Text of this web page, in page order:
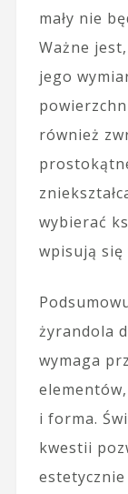
mały nie
Ważne
jego
również
wybierać
wpisują
żyrandola
wymaga
i forma.
kwestii